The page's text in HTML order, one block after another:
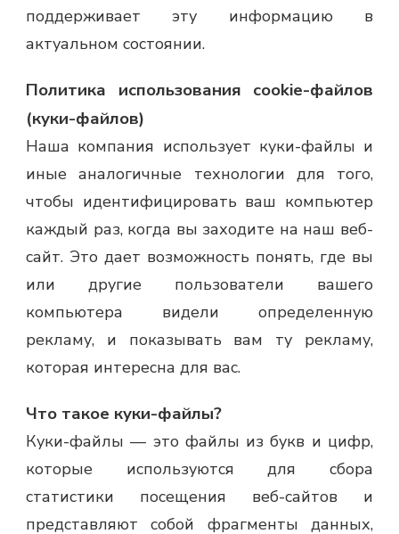
поддерживает эту информацию в
актуальном состоянии.
Политика использования cookie-файлов
(куки-файлов)
Наша компания использует куки-файлы и
иные аналогичные технологии для того,
чтобы идентифицировать ваш компьютер
каждый раз, когда вы заходите на наш веб-
сайт. Это дает возможность понять, где вы
или другие пользователи вашего
компьютера видели определенную
рекламу, и показывать вам ту рекламу,
которая интересна для вас.
Что такое куки-файлы?
Куки-файлы — это файлы из букв и цифр,
которые используются для сбора
статистики посещения веб-сайтов и
представляют собой фрагменты данных,